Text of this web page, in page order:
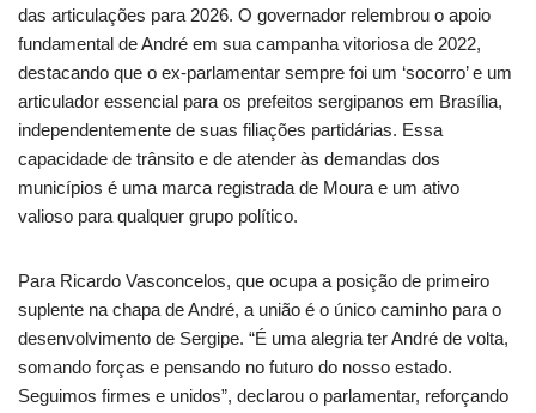
das articulações para 2026. O governador relembrou o apoio
fundamental de André em sua campanha vitoriosa de 2022,
destacando que o ex-parlamentar sempre foi um ‘socorro’ e um
articulador essencial para os prefeitos sergipanos em Brasília,
independentemente de suas filiações partidárias. Essa
capacidade de trânsito e de atender às demandas dos
municípios é uma marca registrada de Moura e um ativo
valioso para qualquer grupo político.
Para Ricardo Vasconcelos, que ocupa a posição de primeiro
suplente na chapa de André, a união é o único caminho para o
desenvolvimento de Sergipe. “É uma alegria ter André de volta,
somando forças e pensando no futuro do nosso estado.
Seguimos firmes e unidos”, declarou o parlamentar, reforçando